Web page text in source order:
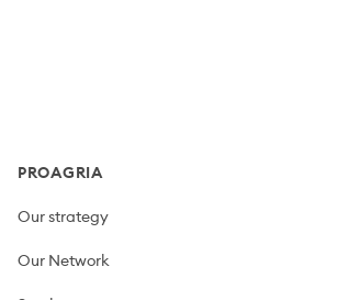
PROAGRIA
Our strategy
Our Network